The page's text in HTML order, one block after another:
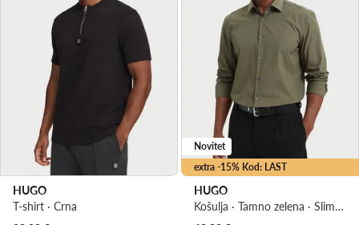
HUGO
T-shirt · Crna
extra -15% Kod: LAST
Novitet
HUGO
Košulja · Tamno zelena · Slim Fit